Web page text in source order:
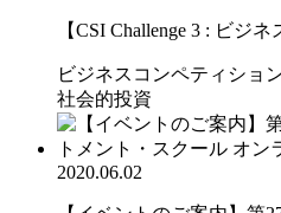
【CSI Challenge 3 : ビジ
ビジネスコンペティショ
社会的投資
2020.06.02